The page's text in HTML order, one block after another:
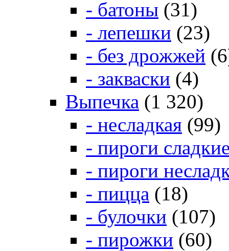
- батоны (31)
- лепешки (23)
- без дрожжей
- закваски (4)
Выпечка (1 320)
- несладкая (99)
- пироги
- пироги
- пицца (18)
- булочки (107)
- пирожки (60)